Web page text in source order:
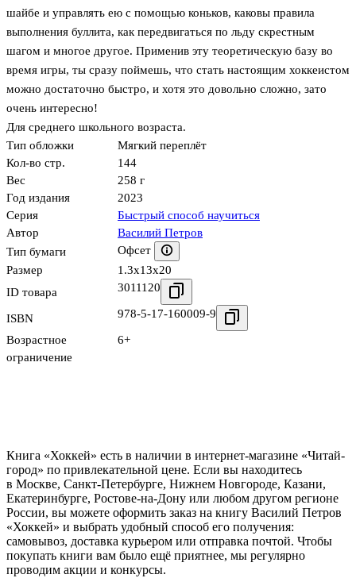
шайбе и управлять ею с помощью коньков, каковы правила
выполнения буллита, как передвигаться по льду скрестным
шагом и многое другое. Применив эту теоретическую базу во
время игры, ты сразу поймешь, что стать настоящим хоккеистом
можно достаточно быстро, и хотя это довольно сложно, зато
очень интересно!
Для среднего школьного возраста.
Тип обложки
Мягкий переплёт
Кол-во стр.
144
Вес
258 г
Год издания
2023
Серия
Быстрый способ научиться
Автор
Василий Петров
Тип бумаги
Офсет
Размер
1.3x13x20
ID товара
3011120
ISBN 978-5-17-160009-9
Возрастное
ограничение
6+
Книга «Хоккей» есть в наличии в интернет-магазине «Читай-
город» по привлекательной цене. Если вы находитесь
в Москве, Санкт-Петербурге, Нижнем Новгороде, Казани,
Екатеринбурге, Ростове-на-Дону или любом другом регионе
России, вы можете оформить заказ на книгу Василий Петров
«Хоккей» и выбрать удобный способ его получения:
самовывоз, доставка курьером или отправка почтой. Чтобы
покупать книги вам было ещё приятнее, мы регулярно
проводим акции и конкурсы.